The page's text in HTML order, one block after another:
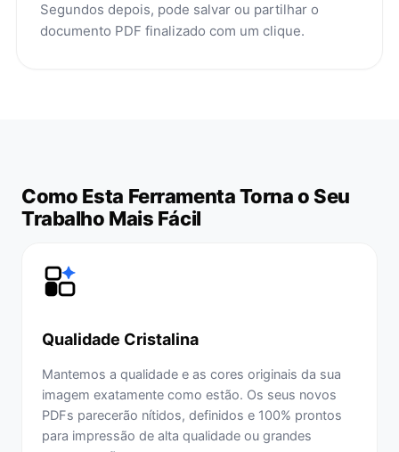
Segundos depois, pode salvar ou partilhar o
documento PDF finalizado com um clique.
Como Esta Ferramenta Torna o Seu
Trabalho Mais Fácil
Qualidade Cristalina
Mantemos a qualidade e as cores originais da sua
imagem exatamente como estão. Os seus novos
PDFs parecerão nítidos, definidos e 100% prontos
para impressão de alta qualidade ou grandes